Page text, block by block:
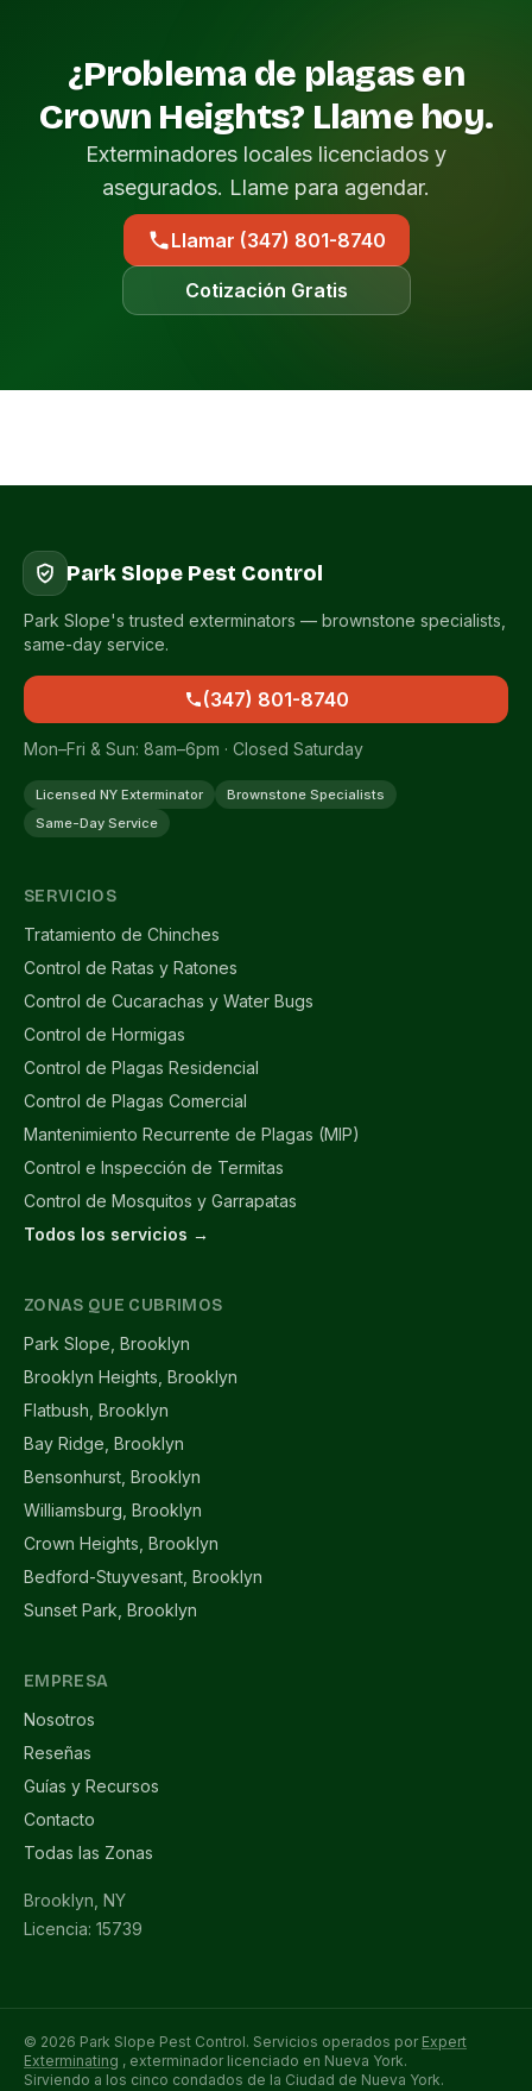
¿Problema de plagas en
Crown Heights? Llame hoy.
Exterminadores locales licenciados y
asegurados. Llame para agendar.
Llamar (347) 801-8740
Cotización Gratis
Park Slope Pest Control
Park Slope's trusted exterminators — brownstone specialists,
same-day service.
(347) 801-8740
Mon–Fri & Sun: 8am–6pm · Closed Saturday
Licensed NY Exterminator
Brownstone Specialists
Same-Day Service
SERVICIOS
Tratamiento de Chinches
Control de Ratas y Ratones
Control de Cucarachas y Water Bugs
Control de Hormigas
Control de Plagas Residencial
Control de Plagas Comercial
Mantenimiento Recurrente de Plagas (MIP)
Control e Inspección de Termitas
Control de Mosquitos y Garrapatas
Todos los servicios →
ZONAS QUE CUBRIMOS
Park Slope, Brooklyn
Brooklyn Heights, Brooklyn
Flatbush, Brooklyn
Bay Ridge, Brooklyn
Bensonhurst, Brooklyn
Williamsburg, Brooklyn
Crown Heights, Brooklyn
Bedford-Stuyvesant, Brooklyn
Sunset Park, Brooklyn
EMPRESA
Nosotros
Reseñas
Guías y Recursos
Contacto
Todas las Zonas
Brooklyn, NY
Licencia: 15739
© 2026 Park Slope Pest Control. Servicios operados por Expert
Exterminating , exterminador licenciado en Nueva York.
Sirviendo a los cinco condados de la Ciudad de Nueva York.